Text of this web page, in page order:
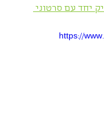
יחד עם סרטוני
https://